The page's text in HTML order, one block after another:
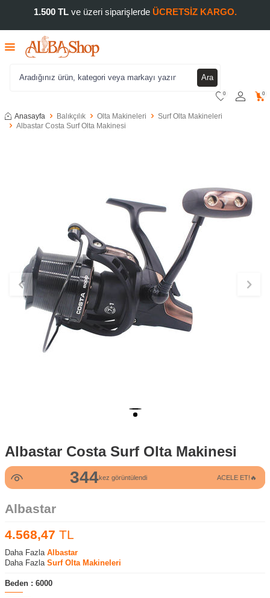
1.500 TLve üzeri siparişlerde ÜCRETSİZ KARGO.
Ara
0 0
Anasayfa Balıkçılık Olta Makineleri
Surf Olta Makineleri
Albastar Costa Surf Olta Makinesi
Albastar Costa Surf Olta Makinesi
344kez görüntülendi
4kez satın alındı ACELE ET!🔥
Albastar
4.568,47 TL
Daha Fazla Albastar
Daha Fazla Surf Olta Makineleri
Beden : 6000